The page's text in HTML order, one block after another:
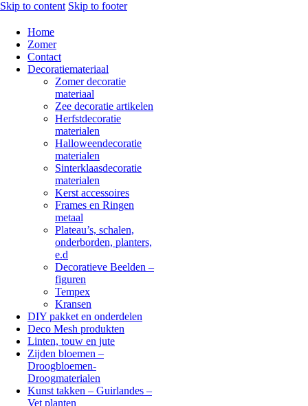
Skip to content Skip to footer
Home
Zomer
Contact
Decoratiemateriaal
Zomer decoratie
materiaal
Zee decoratie artikelen
Herfstdecoratie
materialen
Halloweendecoratie
materialen
Sinterklaasdecoratie
materialen
Kerst accessoires
Frames en Ringen
metaal
Plateau’s, schalen,
onderborden, planters,
e.d
Decoratieve Beelden –
figuren
Tempex
Kransen
DIY pakket en onderdelen
Deco Mesh produkten
Linten, touw en jute
Zijden bloemen –
Droogbloemen-
Droogmaterialen
Kunst takken – Guirlandes –
Vet planten